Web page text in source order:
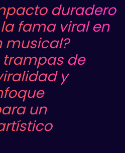
duradero
fama viral en
musical?
trampas de
y
un